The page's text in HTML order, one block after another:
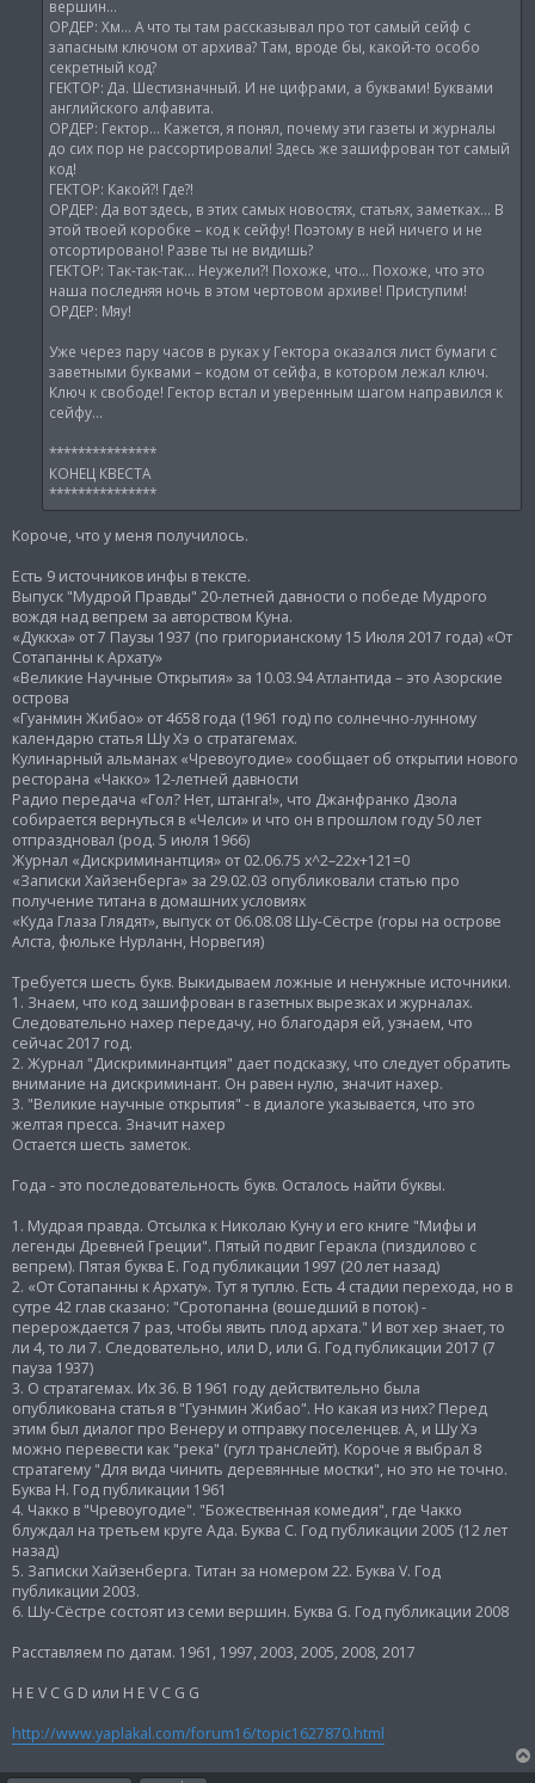
вершин…
ОРДЕР: Хм… А что ты там рассказывал про тот самый сейф с
запасным ключом от архива? Там, вроде бы, какой-то особо
секретный код?
ГЕКТОР: Да. Шестизначный. И не цифрами, а буквами! Буквами
английского алфавита.
ОРДЕР: Гектор… Кажется, я понял, почему эти газеты и журналы
до сих пор не рассортировали! Здесь же зашифрован тот самый
код!
ГЕКТОР: Какой?! Где?!
ОРДЕР: Да вот здесь, в этих самых новостях, статьях, заметках… В
этой твоей коробке – код к сейфу! Поэтому в ней ничего и не
отсортировано! Разве ты не видишь?
ГЕКТОР: Так-так-так… Неужели?! Похоже, что… Похоже, что это
наша последняя ночь в этом чертовом архиве! Приступим!
ОРДЕР: Мяу!
Уже через пару часов в руках у Гектора оказался лист бумаги с
заветными буквами – кодом от сейфа, в котором лежал ключ.
Ключ к свободе! Гектор встал и уверенным шагом направился к
сейфу…
***************
КОНЕЦ КВЕСТА
***************
Короче, что у меня получилось.
Есть 9 источников инфы в тексте.
Выпуск "Мудрой Правды" 20-летней давности о победе Мудрого
вождя над вепрем за авторством Куна.
«Дуккха» от 7 Паузы 1937 (по григорианскому 15 Июля 2017 года) «От
Сотапанны к Архату»
«Великие Научные Открытия» за 10.03.94 Атлантида – это Азорские
острова
«Гуанмин Жибао» от 4658 года (1961 год) по солнечно-лунному
календарю статья Шу Хэ о стратагемах.
Кулинарный альманах «Чревоугодие» сообщает об открытии нового
ресторана «Чакко» 12-летней давности
Радио передача «Гол? Нет, штанга!», что Джанфранко Дзола
собирается вернуться в «Челси» и что он в прошлом году 50 лет
отпраздновал (род. 5 июля 1966)
Журнал «Дискриминантция» от 02.06.75 x^2–22x+121=0
«Записки Хайзенберга» за 29.02.03 опубликовали статью про
получение титана в домашних условиях
«Куда Глаза Глядят», выпуск от 06.08.08 Шу-Сёстре (горы на острове
Алста, фюльке Нурланн, Норвегия)
Требуется шесть букв. Выкидываем ложные и ненужные источники.
1. Знаем, что код зашифрован в газетных вырезках и журналах.
Следовательно нахер передачу, но благодаря ей, узнаем, что
сейчас 2017 год.
2. Журнал "Дискриминантция" дает подсказку, что следует обратить
внимание на дискриминант. Он равен нулю, значит нахер.
3. "Великие научные открытия" - в диалоге указывается, что это
желтая пресса. Значит нахер
Остается шесть заметок.
Года - это последовательность букв. Осталось найти буквы.
1. Мудрая правда. Отсылка к Николаю Куну и его книге "Мифы и
легенды Древней Греции". Пятый подвиг Геракла (пиздилово с
вепрем). Пятая буква Е. Год публикации 1997 (20 лет назад)
2. «От Сотапанны к Архату». Тут я туплю. Есть 4 стадии перехода, но в
сутре 42 глав сказано: "Сротопанна (вошедший в поток) -
перерождается 7 раз, чтобы явить плод архата." И вот хер знает, то
ли 4, то ли 7. Следовательно, или D, или G. Год публикации 2017 (7
пауза 1937)
3. О стратагемах. Их 36. В 1961 году действительно была
опубликована статья в "Гуэнмин Жибао". Но какая из них? Перед
этим был диалог про Венеру и отправку поселенцев. А, и Шу Хэ
можно перевести как "река" (гугл транслейт). Короче я выбрал 8
стратагему "Для вида чинить деревянные мостки", но это не точно.
Буква H. Год публикации 1961
4. Чакко в "Чревоугодие". "Божественная комедия", где Чакко
блуждал на третьем круге Ада. Буква C. Год публикации 2005 (12 лет
назад)
5. Записки Хайзенберга. Титан за номером 22. Буква V. Год
публикации 2003.
6. Шу-Сёстре состоят из семи вершин. Буква G. Год публикации 2008
Расставляем по датам. 1961, 1997, 2003, 2005, 2008, 2017
H E V C G D или H E V C G G
http://www.yaplakal.com/forum16/topic1627870.html